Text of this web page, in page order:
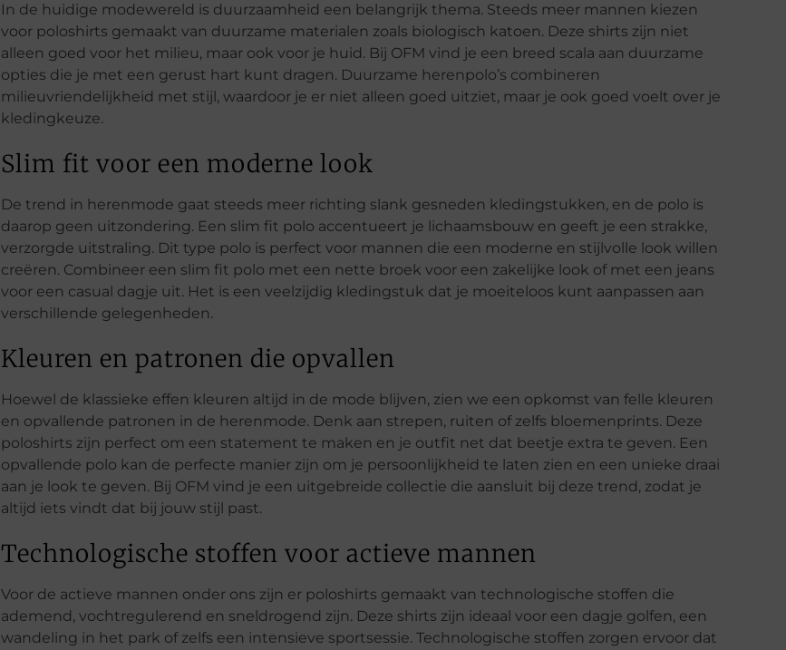
In de huidige modewereld is duurzaamheid een belangrijk thema. Steeds meer mannen kiezen
voor poloshirts gemaakt van duurzame materialen zoals biologisch katoen. Deze shirts zijn niet
alleen goed voor het milieu, maar ook voor je huid. Bij OFM vind je een breed scala aan duurzame
opties die je met een gerust hart kunt dragen. Duurzame herenpolo’s combineren
milieuvriendelijkheid met stijl, waardoor je er niet alleen goed uitziet, maar je ook goed voelt over je
kledingkeuze.
Slim fit voor een moderne look
De trend in herenmode gaat steeds meer richting slank gesneden kledingstukken, en de polo is
daarop geen uitzondering. Een slim fit polo accentueert je lichaamsbouw en geeft je een strakke,
verzorgde uitstraling. Dit type polo is perfect voor mannen die een moderne en stijlvolle look willen
creëren. Combineer een slim fit polo met een nette broek voor een zakelijke look of met een jeans
voor een casual dagje uit. Het is een veelzijdig kledingstuk dat je moeiteloos kunt aanpassen aan
verschillende gelegenheden.
Kleuren en patronen die opvallen
Hoewel de klassieke effen kleuren altijd in de mode blijven, zien we een opkomst van felle kleuren
en opvallende patronen in de herenmode. Denk aan strepen, ruiten of zelfs bloemenprints. Deze
poloshirts zijn perfect om een statement te maken en je outfit net dat beetje extra te geven. Een
opvallende polo kan de perfecte manier zijn om je persoonlijkheid te laten zien en een unieke draai
aan je look te geven. Bij OFM vind je een uitgebreide collectie die aansluit bij deze trend, zodat je
altijd iets vindt dat bij jouw stijl past.
Technologische stoffen voor actieve mannen
Voor de actieve mannen onder ons zijn er poloshirts gemaakt van technologische stoffen die
ademend, vochtregulerend en sneldrogend zijn. Deze shirts zijn ideaal voor een dagje golfen, een
wandeling in het park of zelfs een intensieve sportsessie. Technologische stoffen zorgen ervoor dat